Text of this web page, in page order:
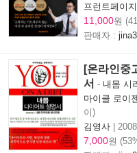
프런트페이지
11,000원
판매자 :
[온라인중
서 - 내몸 시
마이클 로이
이)
김영사 |
7,000원